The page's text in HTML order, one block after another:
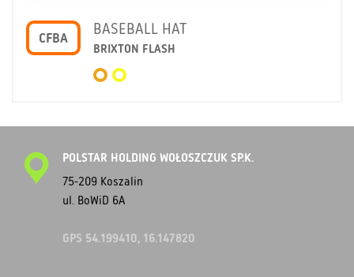
CFBA
BASEBALL HAT
BRIXTON FLASH
POLSTAR HOLDING WOŁOSZCZUK SP.K.
75-209 Koszalin
ul. BoWiD 6A
GPS 54.199410, 16.147820